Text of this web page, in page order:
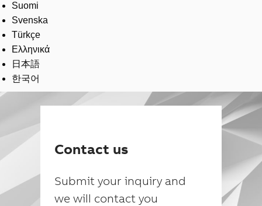
Suomi
Svenska
Türkçe
Ελληνικά
日本語
한국어
Contact us
Submit your inquiry and
we will contact you